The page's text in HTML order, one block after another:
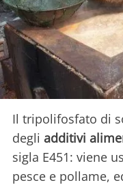
Il tripolifosfato di
degli additivi
sigla E451: viene
pesce e pollame,